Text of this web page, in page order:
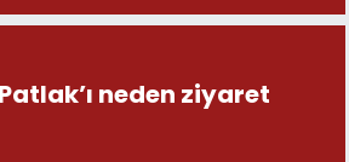
neden ziyaret